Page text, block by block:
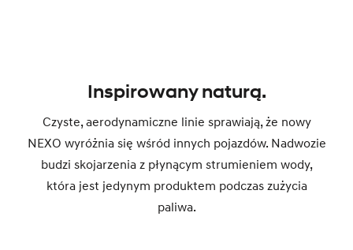
Inspirowany naturą.
Czyste, aerodynamiczne linie sprawiają, że nowy
NEXO wyróżnia się wśród innych pojazdów. Nadwozie
budzi skojarzenia z płynącym strumieniem wody,
która jest jedynym produktem podczas zużycia
paliwa.